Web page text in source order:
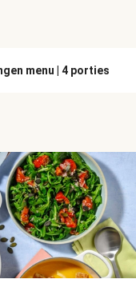
menu | 4 porties